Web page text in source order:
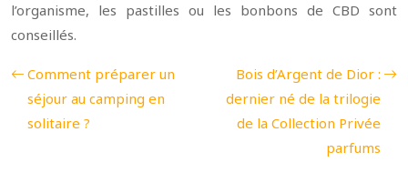
l’organisme, les pastilles ou les bonbons de CBD sont
conseillés.
Comment préparer un
séjour au camping en
solitaire ?
Bois d’Argent de Dior :
dernier né de la trilogie
de la Collection Privée
parfums